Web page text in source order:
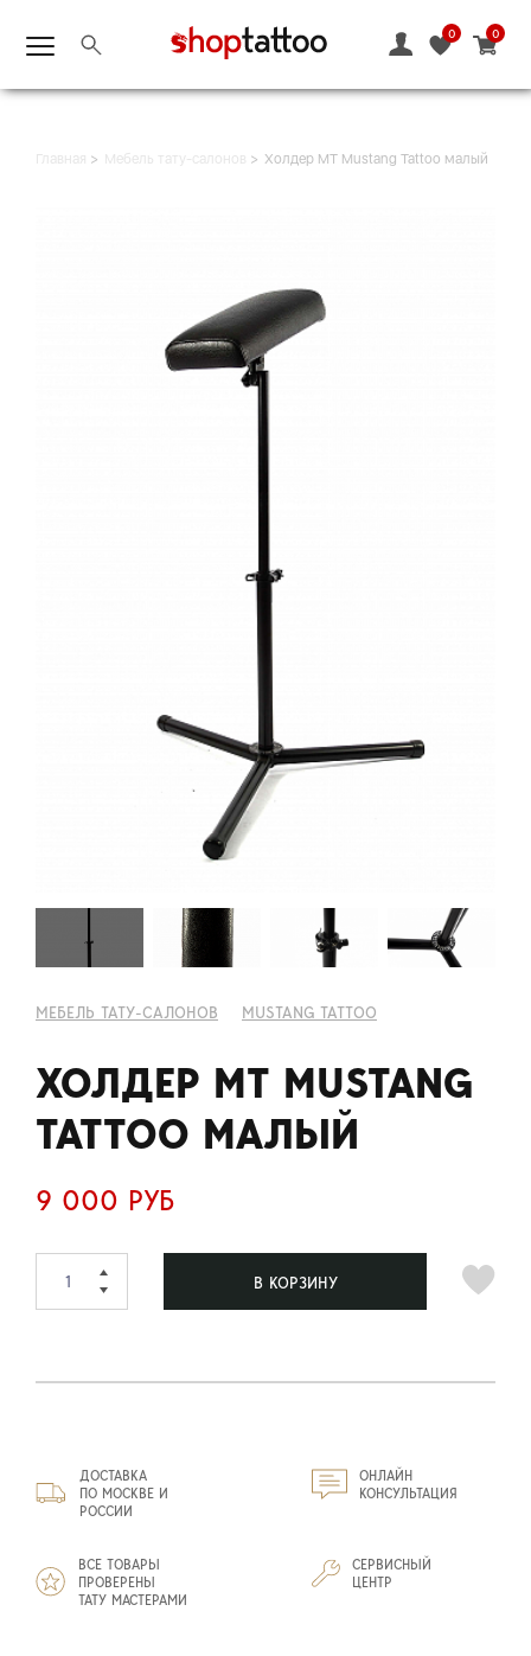
0
0
Главная Мебель тату-салонов Холдер MT Mustang Tattoo малый
МЕБЕЛЬ ТАТУ-САЛОНОВ MUSTANG TATTOO
ХОЛДЕР MT MUSTANG
TATTOO МАЛЫЙ
9 000 РУБ
В КОРЗИНУ
ДОСТАВКА
ПО МОСКВЕ И
РОССИИ
ОНЛАЙН
КОНСУЛЬТАЦИЯ
ВСЕ ТОВАРЫ
ПРОВЕРЕНЫ
ТАТУ МАСТЕРАМИ
СЕРВИСНЫЙ
ЦЕНТР